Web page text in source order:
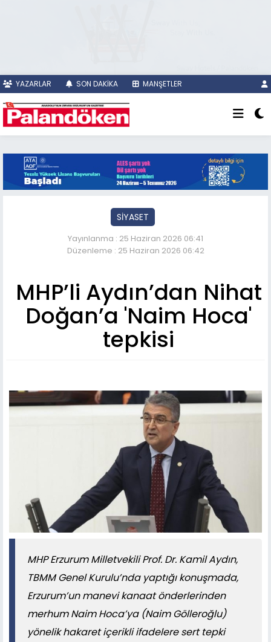
YAZARLAR SON DAKİKA MANŞETLER
SİYASET
Yayınlanma : 25 Haziran 2026 06:41
Düzenleme : 25 Haziran 2026 06:42
MHP’li Aydın’dan Nihat
Doğan’a 'Naim Hoca'
tepkisi
MHP Erzurum Milletvekili Prof. Dr. Kamil Aydın,
TBMM Genel Kurulu’nda yaptığı konuşmada,
Erzurum’un manevi kanaat önderlerinden
merhum Naim Hoca’ya (Naim Gölleroğlu)
yönelik hakaret içerikli ifadelere sert tepki